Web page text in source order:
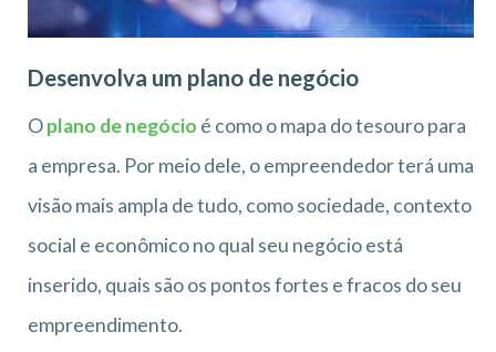
Desenvolva um plano de negócio
Oplano de negócio é como o mapa do tesouro para
a empresa. Por meio dele, o empreendedor terá uma
visão mais ampla de tudo, como sociedade, contexto
social e econômico no qual seu negócio está
inserido, quais são os pontos fortes e fracos do seu
empreendimento.